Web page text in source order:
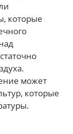
которые
может
которые